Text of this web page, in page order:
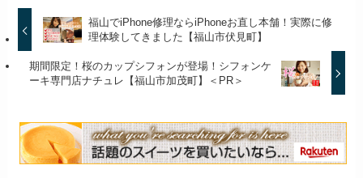
福山でiPhone修理ならiPhoneお直し本舗！実際に修
理体験してきました【福山市伏見町】
期間限定！桜のカップシフォンが登場！シフォンケ
ーキ専門店ナチュレ【福山市加茂町】＜PR＞